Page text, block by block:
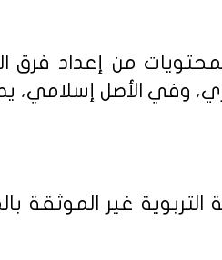
من إعداد فرق
وفي الأصل إسلامي،
غير الموثقة